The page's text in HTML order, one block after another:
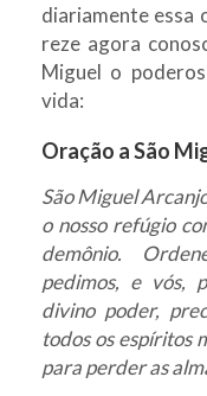
diariamente essa
reze agora
Miguel o
vida:
Oração a São
São Miguel
o nosso refúgio
demônio.
pedimos, e vós,
divino poder,
todos os espíritos
para perder as